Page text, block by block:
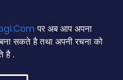
पर अब आप अपना
सकते है तथा अपनी रचना को
है .